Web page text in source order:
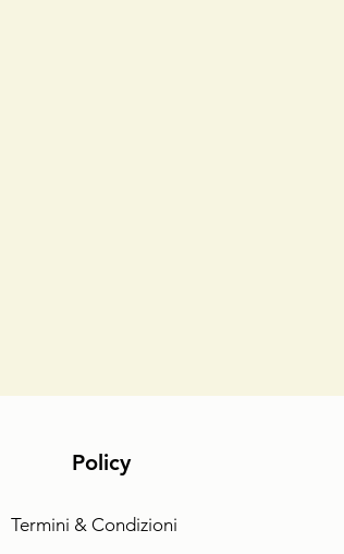
Policy
Termini & Condizioni